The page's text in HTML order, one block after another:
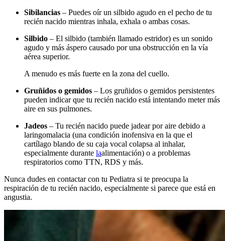
Sibilancias – Puedes oír un silbido agudo en el pecho de tu
recién nacido mientras inhala, exhala o ambas cosas.
Silbido – El silbido (también llamado estridor) es un sonido
agudo y más áspero causado por una obstrucción en la vía
aérea superior.
A menudo es más fuerte en la zona del cuello.
Gruñidos o gemidos – Los gruñidos o gemidos persistentes
pueden indicar que tu recién nacido está intentando meter más
aire en sus pulmones.
Jadeos – Tu recién nacido puede jadear por aire debido a
laringomalacia (una condición inofensiva en la que el
cartílago blando de su caja vocal colapsa al inhalar,
especialmente durante laalimentación) o a problemas
respiratorios como TTN, RDS y más.
Nunca dudes en contactar con tu Pediatra si te preocupa la
respiración de tu recién nacido, especialmente si parece que está en
angustia.